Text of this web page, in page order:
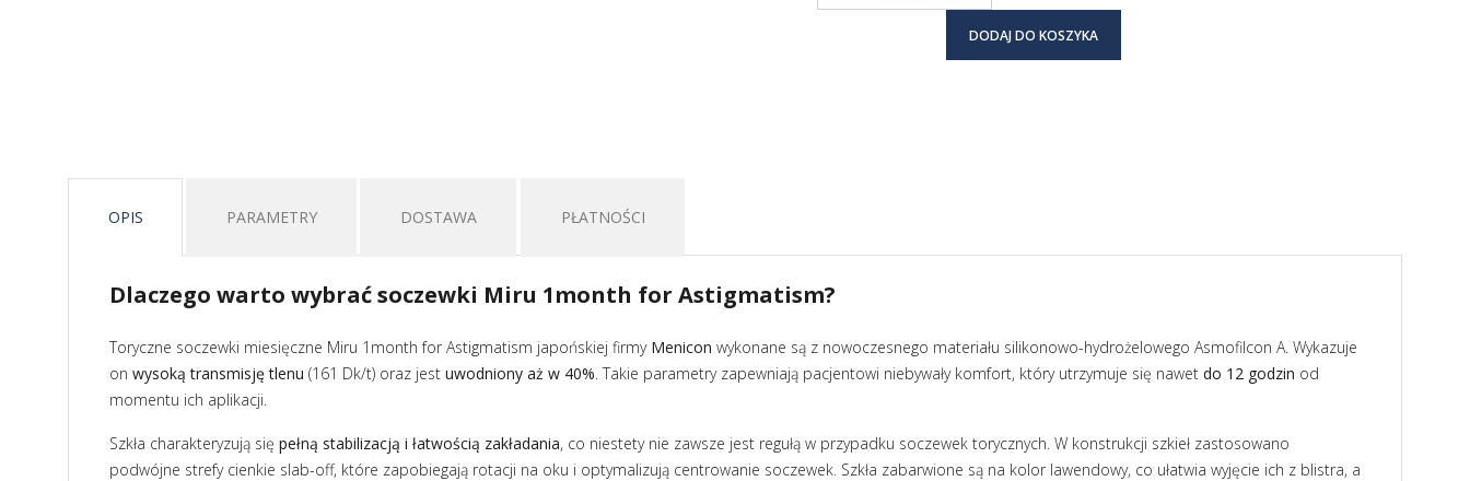
DODAJ DO KOSZYKA
OPIS PARAMETRY DOSTAWA PŁATNOŚCI
Dlaczego warto wybrać soczewki Miru 1month for Astigmatism?
Toryczne soczewki miesięczne Miru 1month for Astigmatism japońskiej firmy Menicon wykonane są z nowoczesnego materiału silikonowo-hydrożelowego Asmofilcon A. Wykazuje
on wysoką transmisję tlenu (161 Dk/t) oraz jest uwodniony aż w 40%. Takie parametry zapewniają pacjentowi niebywały komfort, który utrzymuje się nawet do 12 godzin od
momentu ich aplikacji.
Szkła charakteryzują się pełną stabilizacją i łatwością zakładania, co niestety nie zawsze jest regułą w przypadku soczewek torycznych. W konstrukcji szkieł zastosowano
podwójne strefy cienkie slab-off, które zapobiegają rotacji na oku i optymalizują centrowanie soczewek. Szkła zabarwione są na kolor lawendowy, co ułatwia wyjęcie ich z blistra, a